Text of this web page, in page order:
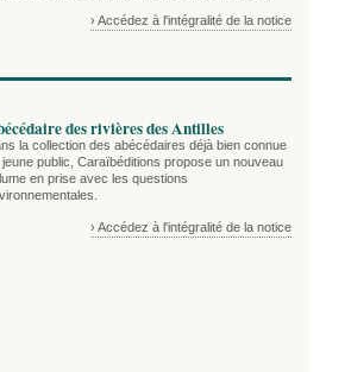
› Accédez à l'intégralité de la notice
des rivières des Antilles
la collection des abécédaires déjà bien connue
jeune public, Caraïbéditions propose un nouveau
en prise avec les questions
› Accédez à l'intégralité de la notice